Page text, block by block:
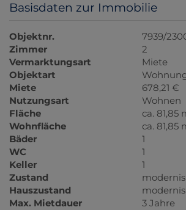
Basisdaten zur Immobilie
Objektnr.
7939/
Zimmer
2
Vermarktungsart
Miete
Objektart
Miete
678,21 €
Nutzungsart
Wohnen
Fläche
ca. 81,85
Wohnfläche ca. 81,85
Bäder
1
WC
1
Keller
1
Zustand
Hauszustand
Max. Mietdauer
3 Jahre